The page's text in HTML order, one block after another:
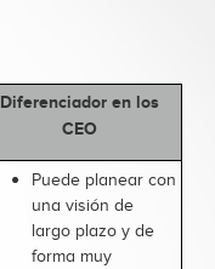
Diferenciador en los
CEO
Puede planear con
una visión de
largo plazo y de
forma muy